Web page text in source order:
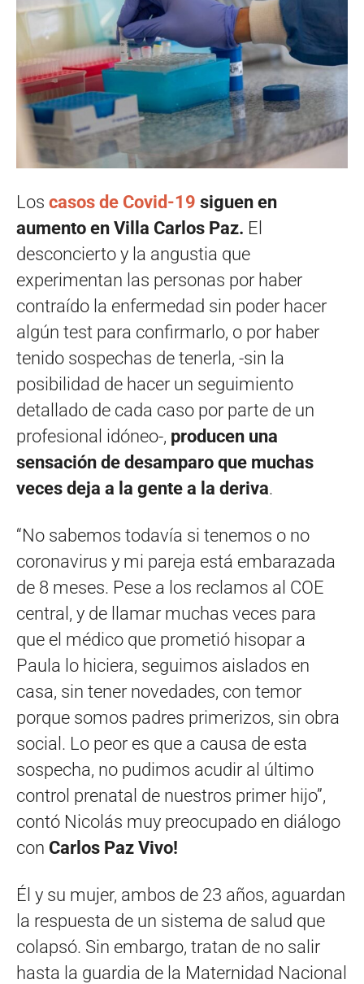
Los casos de Covid-19 siguen en
aumento en Villa Carlos Paz. El
desconcierto y la angustia que
experimentan las personas por haber
contraído la enfermedad sin poder hacer
algún test para confirmarlo, o por haber
tenido sospechas de tenerla, -sin la
posibilidad de hacer un seguimiento
detallado de cada caso por parte de un
profesional idóneo-, producen una
sensación de desamparo que muchas
veces deja a la gente a la deriva.
“No sabemos todavía si tenemos o no
coronavirus y mi pareja está embarazada
de 8 meses. Pese a los reclamos al COE
central, y de llamar muchas veces para
que el médico que prometió hisopar a
Paula lo hiciera, seguimos aislados en
casa, sin tener novedades, con temor
porque somos padres primerizos, sin obra
social. Lo peor es que a causa de esta
sospecha, no pudimos acudir al último
control prenatal de nuestros primer hijo”,
contó Nicolás muy preocupado en diálogo
con Carlos Paz Vivo!
Él y su mujer, ambos de 23 años, aguardan
la respuesta de un sistema de salud que
colapsó. Sin embargo, tratan de no salir
hasta la guardia de la Maternidad Nacional